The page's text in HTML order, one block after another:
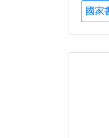
國家